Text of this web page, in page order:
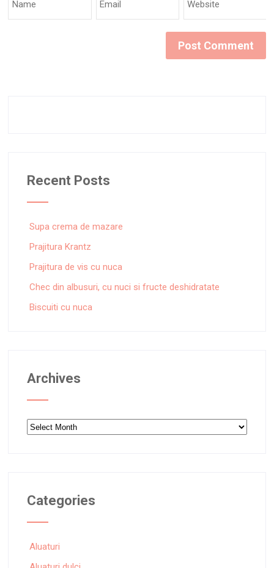
Recent Posts
Supa crema de mazare
Prajitura Krantz
Prajitura de vis cu nuca
Chec din albusuri, cu nuci si fructe deshidratate
Biscuiti cu nuca
Archives
Archives
Categories
Aluaturi